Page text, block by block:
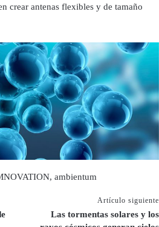
crear antenas flexibles y de tamaño
ambientum
Artículo siguiente
Las tormentas solares y los